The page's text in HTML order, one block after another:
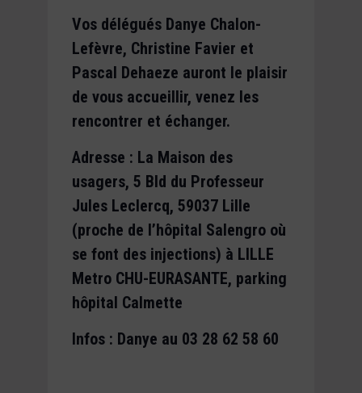
Vos délégués Danye Chalon-
Lefèvre, Christine Favier et
Pascal Dehaeze auront le plaisir
de vous accueillir, venez les
rencontrer et échanger.
Adresse : La Maison des
usagers, 5 Bld du Professeur
Jules Leclercq, 59037 Lille
(proche de l’hôpital Salengro où
se font des injections) à LILLE
Metro CHU-EURASANTE, parking
hôpital Calmette
Infos : Danye au 03 28 62 58 60